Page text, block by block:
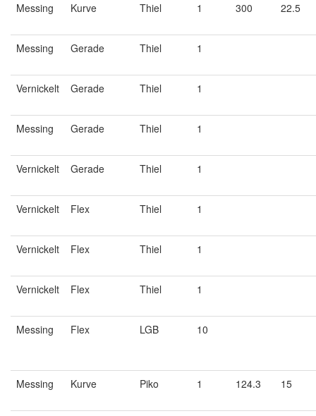
Messing Kurve Thiel 1 300 22.5
Messing Gerade Thiel 1
Vernickelt Gerade Thiel 1
Messing Gerade Thiel 1
Vernickelt Gerade Thiel 1
Vernickelt Flex Thiel 1
Vernickelt Flex Thiel 1
Vernickelt Flex Thiel 1
Messing Flex LGB 10
Messing Kurve Piko 1 124.3 15